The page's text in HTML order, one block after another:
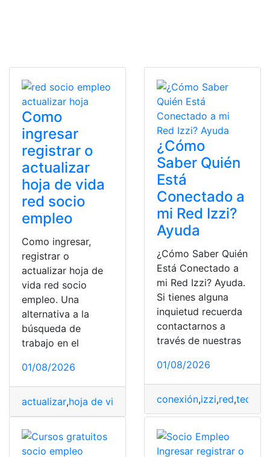
Como
ingresar
registrar o
actualizar
hoja de vida
red socio
empleo
Como ingresar,
registrar o
actualizar hoja de
vida red socio
empleo. Una
alternativa a la
búsqueda de
trabajo en el
01/08/2026
actualizar,hoja de vida registrar,Socio Empleo
¿Cómo
Saber Quién
Está
Conectado a
mi Red Izzi?
Ayuda
¿Cómo Saber Quién
Está Conectado a
mi Red Izzi? Ayuda.
Si tienes alguna
inquietud recuerda
contactarnos a
través de nuestras
01/08/2026
conexión,izzi,red,